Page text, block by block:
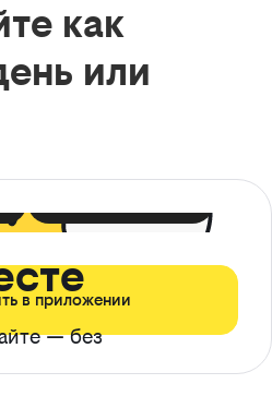
как
или
— без
в приложении